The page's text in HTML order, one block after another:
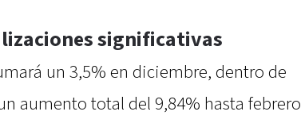
significativas
un 3,5% en diciembre, dentro de
aumento total del 9,84% hasta febrero